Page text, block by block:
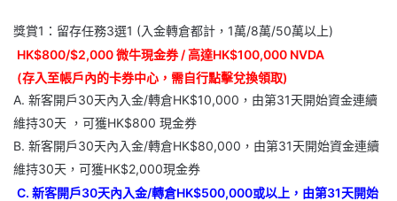
獎賞1：留存任務3選1 (入金轉倉都計，1萬/8萬/50萬以上)
HK$800/$2,000 微牛現金券 / 高達HK$100,000 NVDA
(存入至帳戶內的卡券中心，需自行點擊兌換領取)
A. 新客開戶30天內入金/轉倉HK$10,000，由第31天開始資金連續
維持30天 ，可獲HK$800 現金券
B. 新客開戶30天內入金/轉倉HK$80,000，由第31天開始資金連續
維持30天，可獲HK$2,000現金券
C. 新客開戶30天內入金/轉倉HK$500,000或以上，由第31天開始